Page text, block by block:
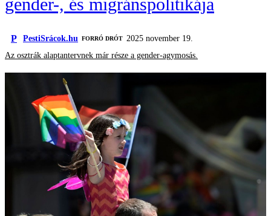
gender-, és migránspolitikája
P PestiSrácok.hu FORRÓ DRÓT 2025 november 19.
Az osztrák alaptantervnek már része a gender-agymosás.